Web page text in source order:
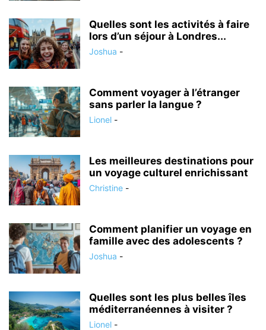
Quelles sont les activités à faire
lors d’un séjour à Londres...
Joshua -
Comment voyager à l’étranger
sans parler la langue ?
Lionel -
Les meilleures destinations pour
un voyage culturel enrichissant
Christine -
Comment planifier un voyage en
famille avec des adolescents ?
Joshua -
Quelles sont les plus belles îles
méditerranéennes à visiter ?
Lionel -